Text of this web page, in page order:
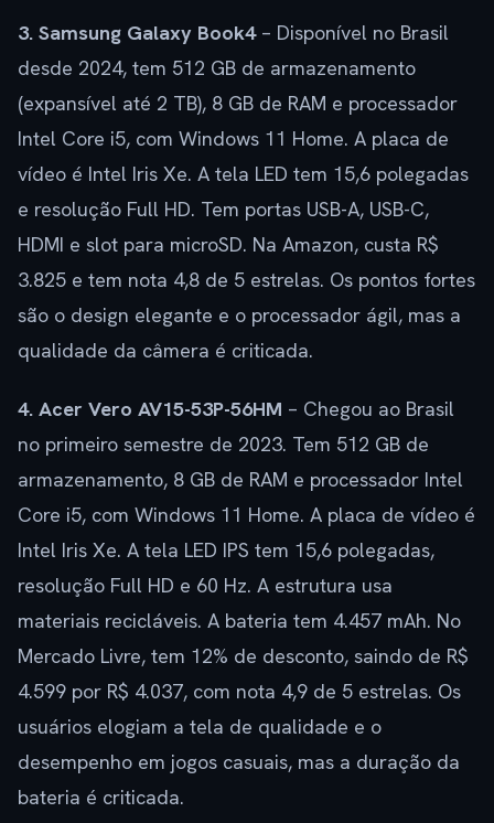
3. Samsung Galaxy Book4– Disponível no Brasil
desde 2024, tem 512 GB de armazenamento
(expansível até 2 TB), 8 GB de RAM e processador
Intel Core i5, com Windows 11 Home. A placa de
vídeo é Intel Iris Xe. A tela LED tem 15,6 polegadas
e resolução Full HD. Tem portas USB-A, USB-C,
HDMI e slot para microSD. Na Amazon, custa R$
3.825 e tem nota 4,8 de 5 estrelas. Os pontos fortes
são o design elegante e o processador ágil, mas a
qualidade da câmera é criticada.
4. Acer Vero AV15-53P-56HM – Chegou ao Brasil
no primeiro semestre de 2023. Tem 512 GB de
armazenamento, 8 GB de RAM e processador Intel
Core i5, com Windows 11 Home. A placa de vídeo é
Intel Iris Xe. A tela LED IPS tem 15,6 polegadas,
resolução Full HD e 60 Hz. A estrutura usa
materiais recicláveis. A bateria tem 4.457 mAh. No
Mercado Livre, tem 12% de desconto, saindo de R$
4.599 por R$ 4.037, com nota 4,9 de 5 estrelas. Os
usuários elogiam a tela de qualidade e o
desempenho em jogos casuais, mas a duração da
bateria é criticada.